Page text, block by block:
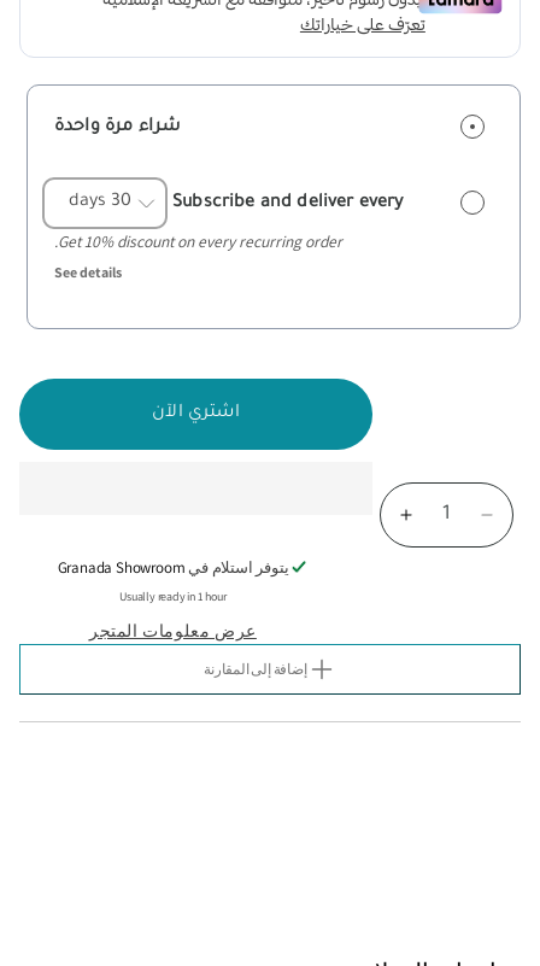
شراء مرة واحدة
Subscribe and deliver every
Get 10% discount on every recurring order.
See details
الكمية
KIT
1000
زيادة
الكمية
KIT
1000
اشتري الآن
يتوفر استلام في Granada Showroom
Usually ready in 1 hour
عرض معلومات المتجر
إضافة إلى المقارنة